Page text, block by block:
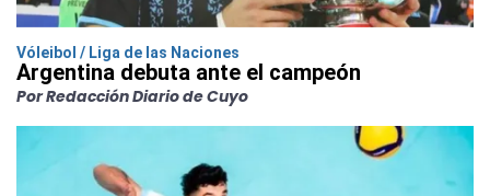
Vóleibol / Liga de las Naciones
Argentina debuta ante el campeón
Por Redacción Diario de Cuyo